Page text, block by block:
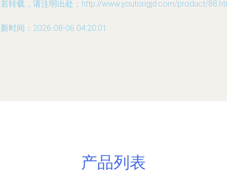
转载，请注明出处：http://www.youtongjd.com/product/
时间：2026-08-06 04:20:01
产品列表